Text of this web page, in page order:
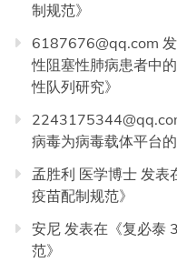
制规范》
6187676@qq.com
性阻塞性肺病患者中
性队列研究》
病毒为病毒载体平台
孟胜利 医学博士 发表
疫苗配制规范》
安尼 发表在《复必泰
范》